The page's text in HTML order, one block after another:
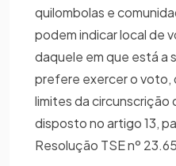
quilombolas e
podem indicar local de
daquele em que está a
prefere exercer o voto,
limites da
disposto no artigo 13,
Resolução TSE nº